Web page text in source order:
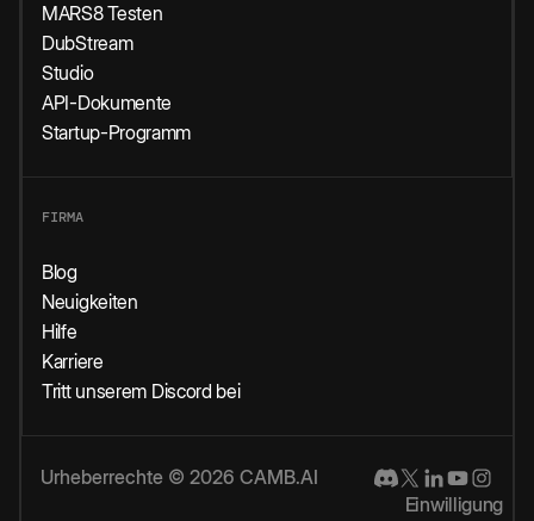
MARS8 Testen
DubStream
Studio
API-Dokumente
Startup-Programm
FIRMA
Blog
Neuigkeiten
Hilfe
Karriere
Tritt unserem Discord bei
Urheberrechte © 2026 CAMB.AI
Einwilligung